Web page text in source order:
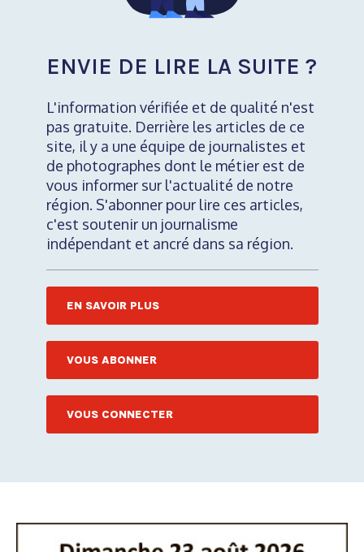
ENVIE DE LIRE LA SUITE ?
L'information vérifiée et de qualité n'est
pas gratuite. Derrière les articles de ce
site, il y a une équipe de journalistes et
de photographes dont le métier est de
vous informer sur l'actualité de notre
région. S'abonner pour lire ces articles,
c'est soutenir un journalisme
indépendant et ancré dans sa région.
EN SAVOIR PLUS
VOUS ABONNER
VOUS CONNECTER